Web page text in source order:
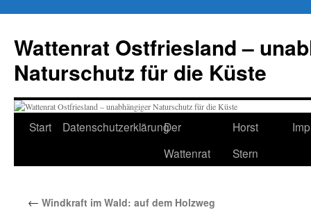
springen
Wattenrat Ostfriesland –
Naturschutz für die Küste
Start DatenschutzerklärungDer
Wattenrat
Horst
Stern
← Windkraft im Wald: auf dem Holzweg